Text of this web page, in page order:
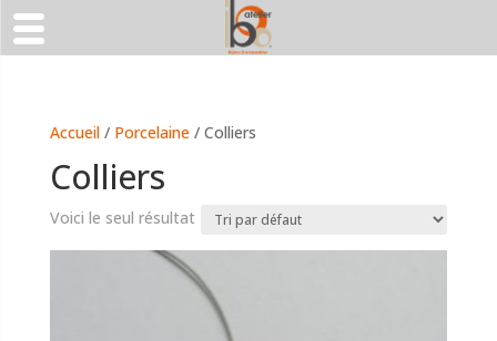
Accueil/ Porcelaine/ Colliers
Colliers
Voici le seul résultat